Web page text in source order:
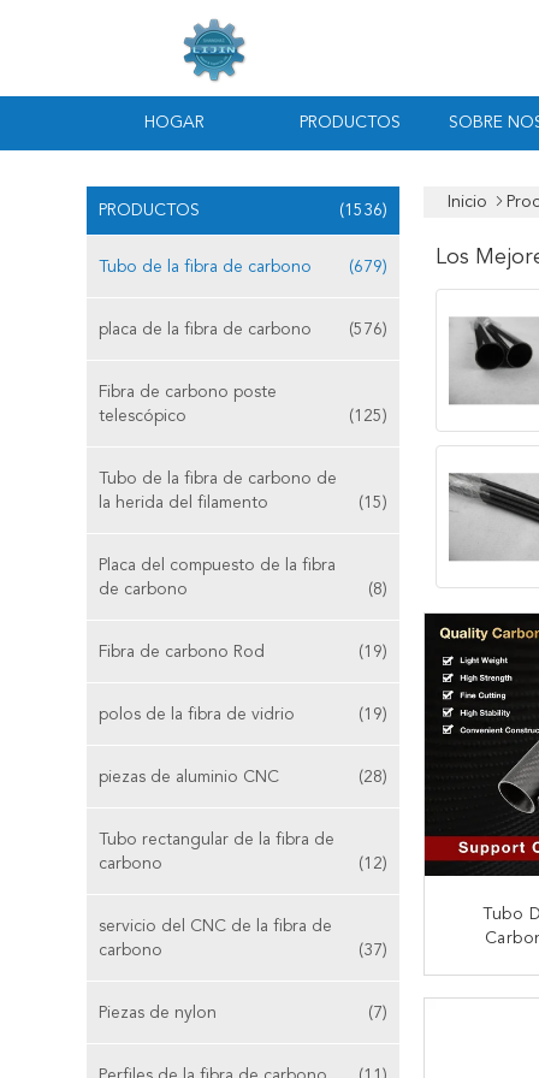
HOGAR PRODUCTOS SOBRE
PRODUCTOS (1536)
Tubo de la fibra de carbono (679)
placa de la fibra de carbono (576)
Fibra de carbono poste
telescópico
(125)
Tubo de la fibra de carbono de
la herida del filamento
(15)
Placa del compuesto de la fibra
de carbono
(8)
Fibra de carbono Rod (19)
polos de la fibra de vidrio (19)
piezas de aluminio CNC (28)
Tubo rectangular de la fibra de
carbono
(12)
servicio del CNC de la fibra de
carbono
(37)
Piezas de nylon (7)
Inicio
Los
Tubo